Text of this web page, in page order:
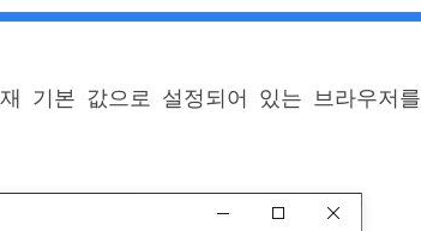
기본 값으로 설정되어 있는 브라우저를